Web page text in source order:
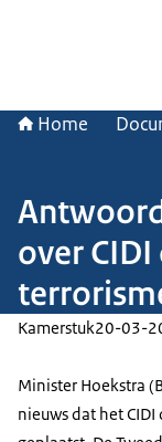
Home
over
Kamerstuk20-03-
Minister Hoekstra
nieuws dat het